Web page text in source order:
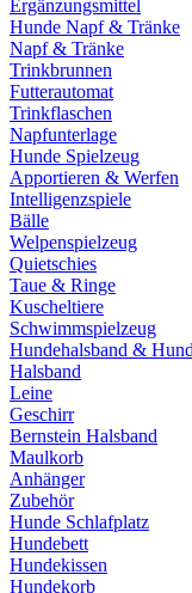
Ergänzungsmittel
Hunde Napf & Tränke
Napf & Tränke
Trinkbrunnen
Futterautomat
Trinkflaschen
Napfunterlage
Hunde Spielzeug
Apportieren & Werfen
Intelligenzspiele
Bälle
Welpenspielzeug
Quietschies
Taue & Ringe
Kuscheltiere
Schwimmspielzeug
Hundehalsband &
Halsband
Leine
Geschirr
Bernstein Halsband
Maulkorb
Anhänger
Zubehör
Hunde Schlafplatz
Hundebett
Hundekissen
Hundekorb